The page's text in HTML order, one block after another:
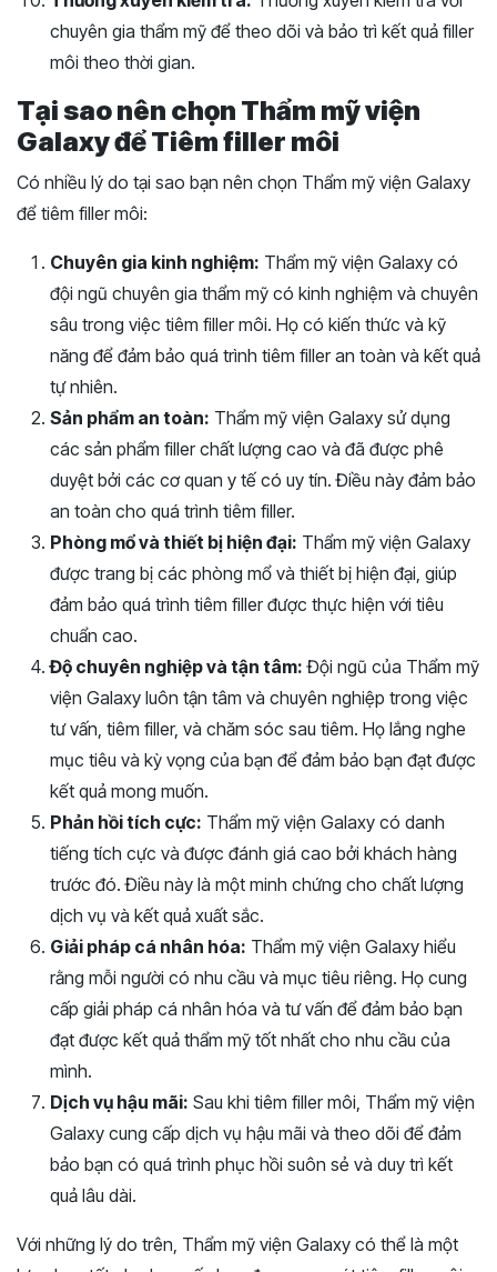
chuyên gia thẩm mỹ để theo dõi và bảo trì kết quả filler
môi theo thời gian.
Tại sao nên chọn Thẩm mỹ viện
Galaxy để Tiêm filler môi
Có nhiều lý do tại sao bạn nên chọn Thẩm mỹ viện Galaxy
để tiêm filler môi:
Chuyên gia kinh nghiệm: Thẩm mỹ viện Galaxy có
đội ngũ chuyên gia thẩm mỹ có kinh nghiệm và chuyên
sâu trong việc tiêm filler môi. Họ có kiến thức và kỹ
năng để đảm bảo quá trình tiêm filler an toàn và kết quả
tự nhiên.
Sản phẩm an toàn: Thẩm mỹ viện Galaxy sử dụng
các sản phẩm filler chất lượng cao và đã được phê
duyệt bởi các cơ quan y tế có uy tín. Điều này đảm bảo
an toàn cho quá trình tiêm filler.
Phòng mổ và thiết bị hiện đại: Thẩm mỹ viện Galaxy
được trang bị các phòng mổ và thiết bị hiện đại, giúp
đảm bảo quá trình tiêm filler được thực hiện với tiêu
chuẩn cao.
Độ chuyên nghiệp và tận tâm: Đội ngũ của Thẩm mỹ
viện Galaxy luôn tận tâm và chuyên nghiệp trong việc
tư vấn, tiêm filler, và chăm sóc sau tiêm. Họ lắng nghe
mục tiêu và kỳ vọng của bạn để đảm bảo bạn đạt được
kết quả mong muốn.
Phản hồi tích cực: Thẩm mỹ viện Galaxy có danh
tiếng tích cực và được đánh giá cao bởi khách hàng
trước đó. Điều này là một minh chứng cho chất lượng
dịch vụ và kết quả xuất sắc.
Giải pháp cá nhân hóa: Thẩm mỹ viện Galaxy hiểu
rằng mỗi người có nhu cầu và mục tiêu riêng. Họ cung
cấp giải pháp cá nhân hóa và tư vấn để đảm bảo bạn
đạt được kết quả thẩm mỹ tốt nhất cho nhu cầu của
mình.
Dịch vụ hậu mãi: Sau khi tiêm filler môi, Thẩm mỹ viện
Galaxy cung cấp dịch vụ hậu mãi và theo dõi để đảm
bảo bạn có quá trình phục hồi suôn sẻ và duy trì kết
quả lâu dài.
Với những lý do trên, Thẩm mỹ viện Galaxy có thể là một